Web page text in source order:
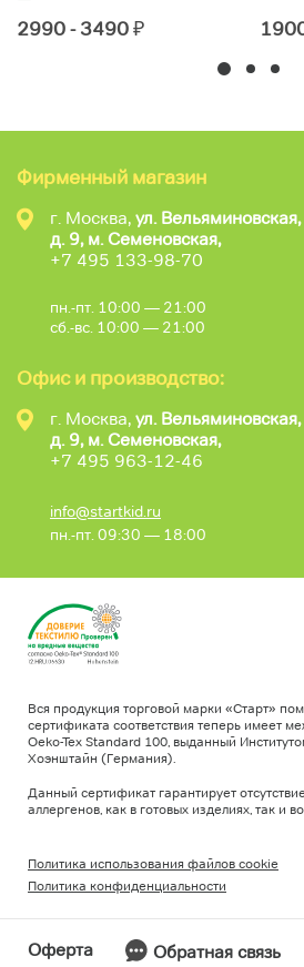
2990 - 3490₽
Фирменный магазин
г. Москва, ул. Вельяминовская,
д. 9, м. Семеновская,
+7 495 133-98-70
пн.-пт. 10:00 — 21:00
сб.-вс. 10:00 — 21:00
Офис и производство:
г. Москва, ул. Вельяминовская,
д. 9, м. Семеновская,
+7 495 963-12-46
info@startkid.ru
пн.-пт. 09:30 — 18:00
Оферта Обратная связь
Вся продукция торговой марки «Старт»
сертификата соответствия теперь имеет
Oeko-Tex Standard 100, выданный
Хоэнштайн (Германия).
Данный сертификат гарантирует
аллергенов, как в готовых изделиях, так и
Политика использования файлов cookie
Политика конфиденциальности